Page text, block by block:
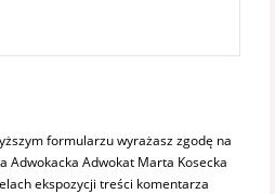
formularzu wyrażasz zgodę na
Adwokacka Adwokat Marta Kosecka
ekspozycji treści komentarza